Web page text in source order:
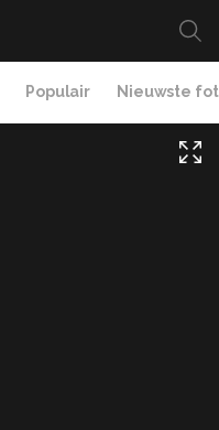
Populair Nieuwste